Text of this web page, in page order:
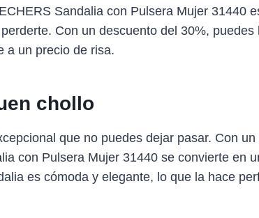
Sandalia con Pulsera Mujer 31440
Con un descuento del 30%, puedes
a un precio de risa.
chollo
que no puedes dejar pasar. Con un
con Pulsera Mujer 31440 se convierte en
es cómoda y elegante, lo que la hace